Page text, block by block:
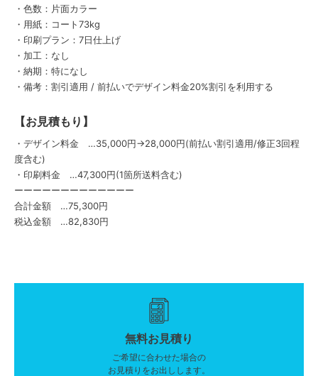
・色数：片面カラー
・用紙：コート73kg
・印刷プラン：7日仕上げ
・加工：なし
・納期：特になし
・備考：割引適用 / 前払いでデザイン料金20%割引を利用する
【お見積もり】
・デザイン料金 …35,000円→28,000円(前払い割引適用/修正3回程
度含む)
・印刷料金 …47,300円(1箇所送料含む)
ーーーーーーーーーーーーー
合計金額 …75,300円
税込金額 …82,830円
無料お見積り
ご希望に合わせた場合の
お見積りをお出しします。